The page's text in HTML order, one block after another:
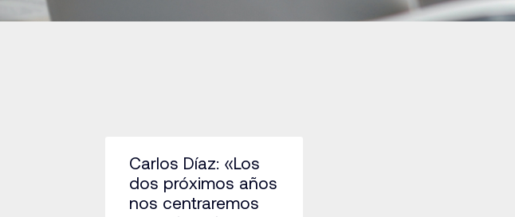
Carlos Díaz: «Los
dos próximos años
nos centraremos